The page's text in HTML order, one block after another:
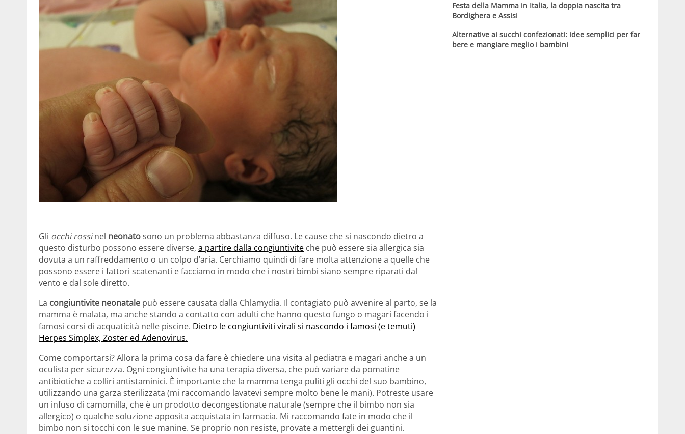
Gli occhi rossinel neonatosono un problema abbastanza diffuso. Le cause che si nascondo dietro a
questo disturbo possono essere diverse, a partire dalla congiuntivite che può essere sia allergica sia
dovuta a un raffreddamento o un colpo d’aria. Cerchiamo quindi di fare molta attenzione a quelle che
possono essere i fattori scatenanti e facciamo in modo che i nostri bimbi siano sempre riparati dal
vento e dal sole diretto.
La congiuntivite neonatale può essere causata dalla Chlamydia. Il contagiato può avvenire al parto, se la
mamma è malata, ma anche stando a contatto con adulti che hanno questo fungo o magari facendo i
famosi corsi di acquaticità nelle piscine. Dietro le congiuntiviti virali si nascondo i famosi (e temuti)
Herpes Simplex, Zoster ed Adenovirus.
Come comportarsi? Allora la prima cosa da fare è chiedere una visita al pediatra e magari anche a un
oculista per sicurezza. Ogni congiuntivite ha una terapia diversa, che può variare da pomatine
antibiotiche a colliri antistaminici. È importante che la mamma tenga puliti gli occhi del suo bambino,
utilizzando una garza sterilizzata (mi raccomando lavatevi sempre molto bene le mani). Potreste usare
un infuso di camomilla, che è un prodotto decongestionate naturale (sempre che il bimbo non sia
allergico) o qualche soluzione apposita acquistata in farmacia. Mi raccomando fate in modo che il
bimbo non si tocchi con le sue manine. Se proprio non resiste, provate a mettergli dei guantini.
Festa della Mamma in Italia, la doppia nascita tra
Bordighera e Assisi
Alternative ai succhi confezionati: idee semplici per far
bere e mangiare meglio i bambini